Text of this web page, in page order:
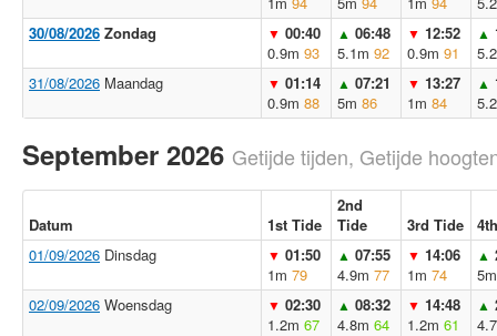
30/08/2026 Zondag ▼ 00:40
0.9m 93
▲ 06:48
5.1m 92
▼ 12:52
0.9m 91
▲
31/08/2026 Maandag ▼ 01:14
0.9m 88
▲ 07:21
5m 86
▼ 13:27
1m 84
▲
September 2026 Getijde tijden, Getijde
Datum 1st Tide
2nd
Tide
3rd Tide
01/09/2026 Dinsdag ▼ 01:50
1m 79
▲ 07:55
4.9m 77
▼ 14:06
1m 74
▲
5m
02/09/2026 Woensdag ▼ 02:30
1.2m 67
▲ 08:32
4.8m 64
▼ 14:48
1.2m 61
▲